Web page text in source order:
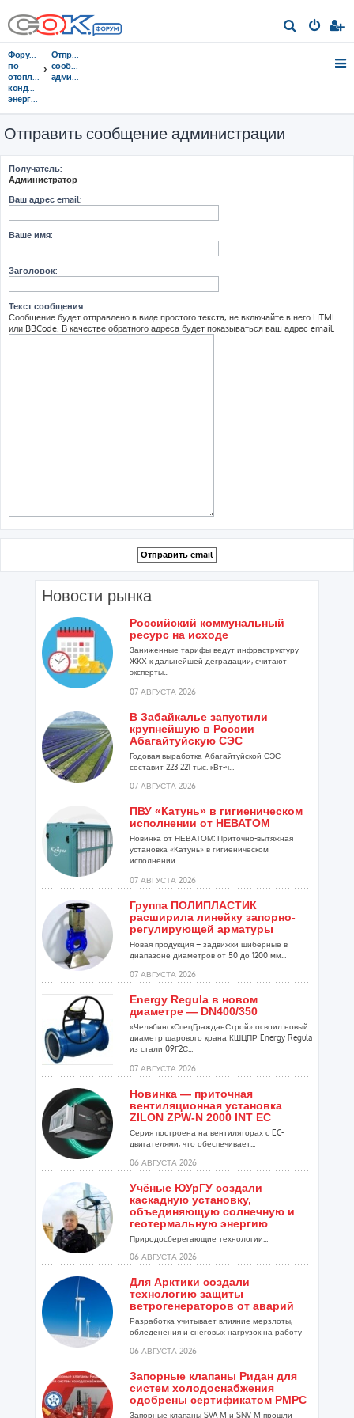
о
Форумы
по
отоплению,
кондиционированию,
энергосбережению
Отправить
сообщение
администрации
Отправить сообщение администрации
Получатель:
Администратор
Ваш адрес email:
Ваше имя:
Заголовок:
Текст сообщения:
Сообщение будет отправлено в виде простого текста, не включайте в него HTML
или BBCode. В качестве обратного адреса будет показываться ваш адрес email.
Новости рынка
Российский коммунальный
ресурс на исходе
Заниженные тарифы ведут инфраструктуру
ЖКХ к дальнейшей деградации, считают
эксперты...
07 АВГУСТА 2026
В Забайкалье запустили
крупнейшую в России
Абагайтуйскую СЭС
Годовая выработка Абагайтуйской СЭС
составит 223 221 тыс. кВт-ч...
07 АВГУСТА 2026
ПВУ «Катунь» в гигиеническом
исполнении от НЕВАТОМ
Новинка от НЕВАТОМ: Приточно-вытяжная
установка «Катунь» в гигиеническом
исполнении...
07 АВГУСТА 2026
Группа ПОЛИПЛАСТИК
расширила линейку запорно-
регулирующей арматуры
Новая продукция – задвижки шиберные в
диапазоне диаметров от 50 до 1200 мм...
07 АВГУСТА 2026
Energy Regula в новом
диаметре — DN400/350
«ЧелябинскСпецГражданСтрой» освоил новый
диаметр шарового крана КШЦПР Energy Regula
из стали 09Г2С...
07 АВГУСТА 2026
Новинка — приточная
вентиляционная установка
ZILON ZPW-N 2000 INT EC
Серия построена на вентиляторах с EC-
двигателями, что обеспечивает...
06 АВГУСТА 2026
Учёные ЮУрГУ создали
каскадную установку,
объединяющую солнечную и
геотермальную энергию
Природосберегающие технологии...
06 АВГУСТА 2026
Для Арктики создали
технологию защиты
ветрогенераторов от аварий
Разработка учитывает влияние мерзлоты,
обледенения и снеговых нагрузок на работу
06 АВГУСТА 2026
Запорные клапаны Ридан для
систем холодоснабжения
одобрены сертификатом РМРС
Запорные клапаны SVA M и SNV M прошли